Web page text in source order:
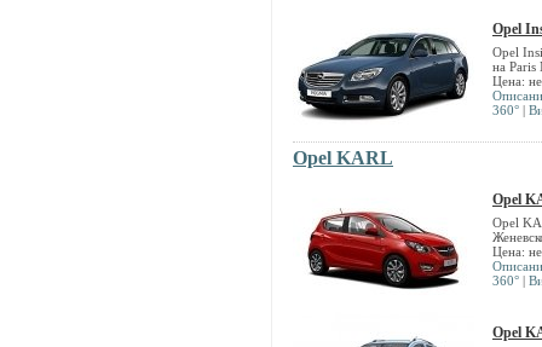
Opel
Opel
на
Цена:
360° |
Opel KARL
Opel
Opel
Цена:
360° |
Opel